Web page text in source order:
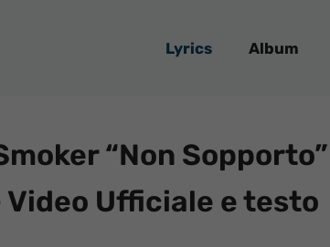
Lyrics Album
“Non Sopporto”
Ufficiale e testo